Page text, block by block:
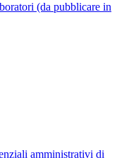
(da pubblicare in
amministrativi di